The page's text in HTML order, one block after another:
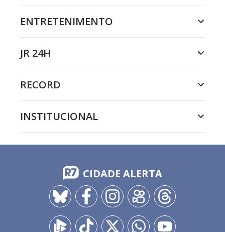
ENTRETENIMENTO
JR 24H
RECORD
INSTITUCIONAL
CIDADE ALERTA